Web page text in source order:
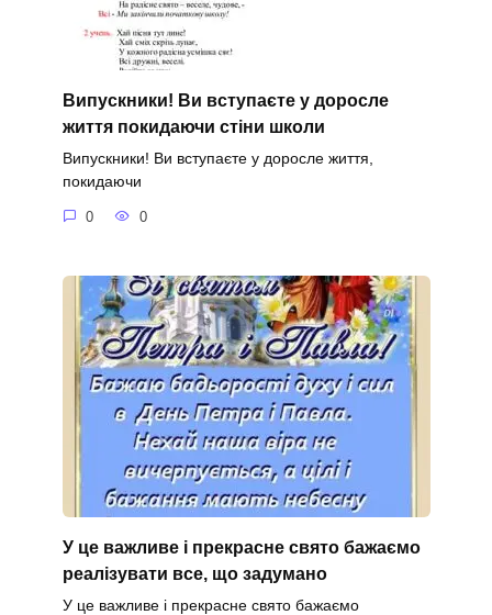
Випускники! Ви вступаєте у доросле
життя покидаючи стіни школи
Випускники! Ви вступаєте у доросле життя,
покидаючи
0 0
У це важливе і прекрасне свято бажаємо
реалізувати все, що задумано
У це важливе і прекрасне свято бажаємо